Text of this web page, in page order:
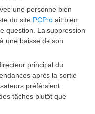
une personne bien
du site PCPro ait bien
question. La suppression
une baisse de son
principal du
après la sortie
préféraient
tâches plutôt que